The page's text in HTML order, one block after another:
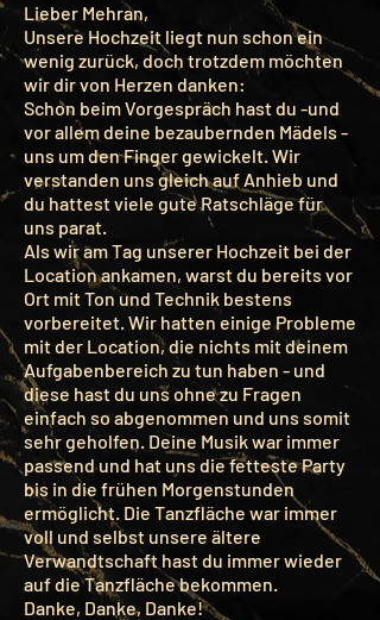
Lieber Mehran,
Unsere Hochzeit liegt nun schon ein
wenig zurück, doch trotzdem möchten
wir dir von Herzen danken:
Schon beim Vorgespräch hast du -und
vor allem deine bezaubernden Mädels -
uns um den Finger gewickelt. Wir
verstanden uns gleich auf Anhieb und
du hattest viele gute Ratschläge für
uns parat.
Als wir am Tag unserer Hochzeit bei der
Location ankamen, warst du bereits vor
Ort mit Ton und Technik bestens
vorbereitet. Wir hatten einige Probleme
mit der Location, die nichts mit deinem
Aufgabenbereich zu tun haben - und
diese hast du uns ohne zu Fragen
einfach so abgenommen und uns somit
sehr geholfen. Deine Musik war immer
passend und hat uns die fetteste Party
bis in die frühen Morgenstunden
ermöglicht. Die Tanzfläche war immer
voll und selbst unsere ältere
Verwandtschaft hast du immer wieder
auf die Tanzfläche bekommen.
Danke, Danke, Danke!